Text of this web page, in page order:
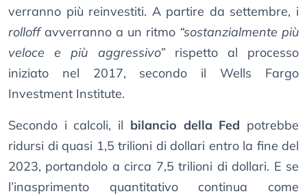
verranno più reinvestiti. A partire da settembre, i
rolloffavverranno a un ritmo “sostanzialmente più
veloce e più aggressivo”rispetto al processo
iniziato nel 2017, secondo il Wells Fargo
Investment Institute.
Secondo i calcoli, il bilancio della Fed potrebbe
ridursi di quasi 1,5 trilioni di dollari entro la fine del
2023, portandolo a circa 7,5 trilioni di dollari. E se
l’inasprimento quantitativo continua come